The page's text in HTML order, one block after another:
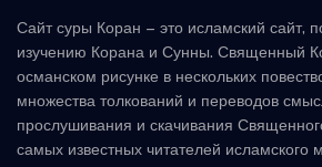
Сайт суры Коран – это исламский сайт,
изучению Корана и Сунны. Священный
османском рисунке в нескольких
множества толкований и переводов
прослушивания и скачивания
самых известных читателей исламского